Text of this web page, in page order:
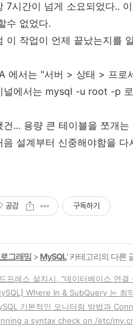
7시간이 넘게 소요되었다..
수 없었다.
이 작업이 언제 끝났는지를
에서는 "서버 > 상태 > 프로
널에서는 mysql -u root -p
건... 용량 큰 테이블을 쪼개
음 설계부터 신중해야함을 다
공감 구독하기
그래밍 > MySQL' 카테고리의 다른
프레스 설치시, "데이터베이스 연결
Where In & SubQuery 는 최
기본적인 모니터링 방법과
a syntax check on /etc/